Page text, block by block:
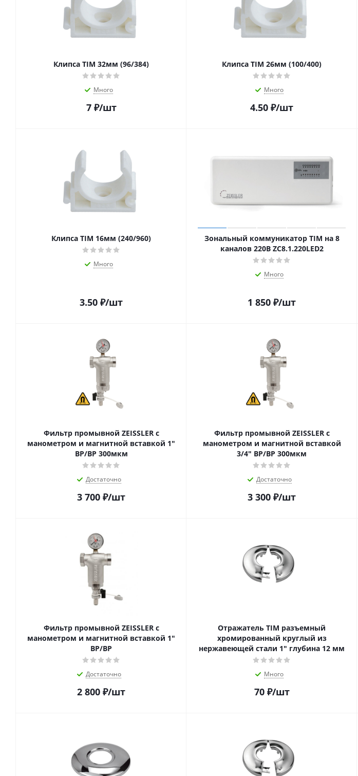
Клипса TIM 32мм (96/384)
Много
7₽/шт
Клипса TIM 26мм (100/400)
Много
4.50 ₽/шт
Клипса TIM 16мм (240/960)
Много
3.50 ₽/шт
Зональный коммуникатор TIM на 8
каналов 220В ZC8.1.220LED2
Много
1 850 ₽/шт
Фильтр промывной ZEISSLER с
манометром и магнитной вставкой 1"
ВР/ВР 300мкм
Достаточно
3 700 ₽/шт
Фильтр промывной ZEISSLER с
манометром и магнитной вставкой
3/4" ВР/ВР 300мкм
Достаточно
3 300 ₽/шт
Фильтр промывной ZEISSLER с
манометром и магнитной вставкой 1"
ВР/ВР
Достаточно
2 800 ₽/шт
Отражатель TIM разъемный
хромированный круглый из
нержавеющей стали 1" глубина 12 мм
Много
70₽/шт